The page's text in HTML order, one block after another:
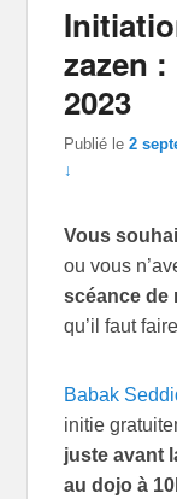
zazen
2023
Publié le2
↓
Vous
ou vous
scéance de
qu’il faut
Babak
initie
juste avant
au dojo à